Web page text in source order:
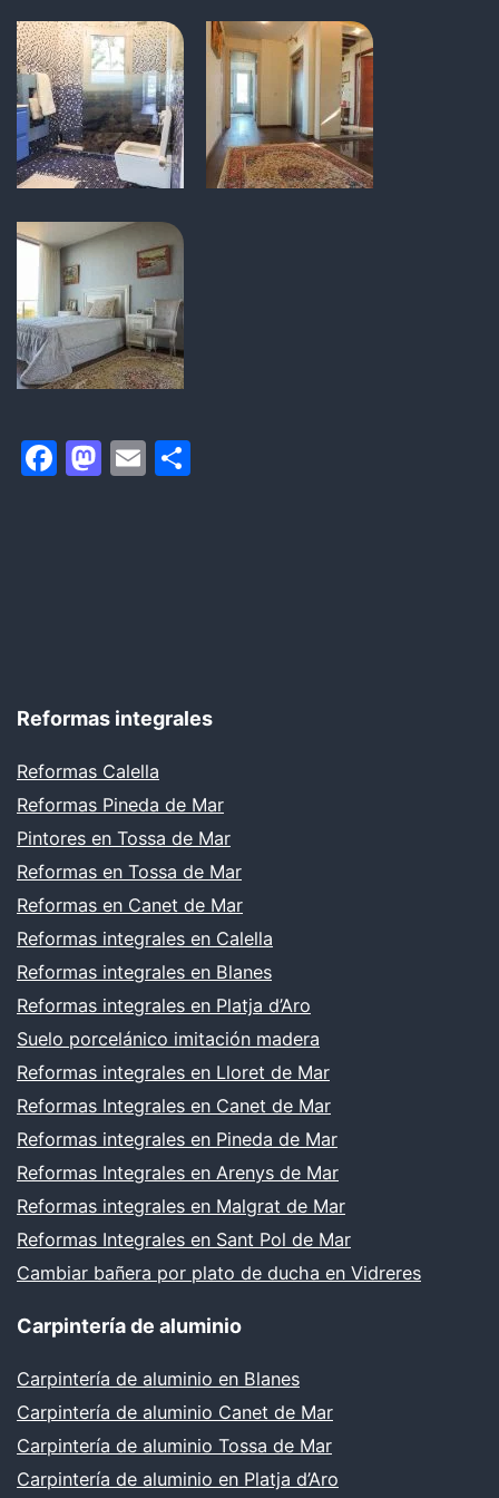
Facebook
Mastodon
Email
Reformas integrales
Reformas Calella
Reformas Pineda de Mar
Pintores en Tossa de Mar
Reformas en Tossa de Mar
Reformas en Canet de Mar
Reformas integrales en Calella
Reformas integrales en Blanes
Reformas integrales en Platja d’Aro
Suelo porcelánico imitación madera
Reformas integrales en Lloret de Mar
Reformas Integrales en Canet de Mar
Reformas integrales en Pineda de Mar
Reformas Integrales en Arenys de Mar
Reformas integrales en Malgrat de Mar
Reformas Integrales en Sant Pol de Mar
Cambiar bañera por plato de ducha en Vidreres
Carpintería de aluminio
Carpintería de aluminio en Blanes
Carpintería de aluminio Canet de Mar
Carpintería de aluminio Tossa de Mar
Carpintería de aluminio en Platja d’Aro